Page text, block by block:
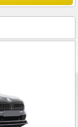
(CDW) i krađe
od